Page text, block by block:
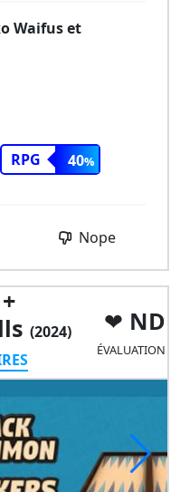
Waifus et
RPG 40
Nope
(2024)
ND
ÉVALUATION